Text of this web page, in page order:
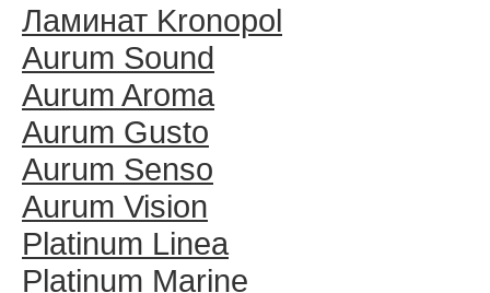
Ламинат Kronopol
Aurum Sound
Aurum Aroma
Aurum Gusto
Aurum Senso
Aurum Vision
Platinum Linea
Platinum Marine